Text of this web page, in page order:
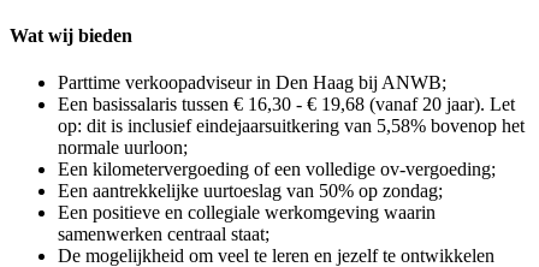
Wat wij bieden
Parttime verkoopadviseur in Den Haag bij ANWB;
Een basissalaris tussen € 16,30 - € 19,68 (vanaf 20 jaar). Let
op: dit is inclusief eindejaarsuitkering van 5,58% bovenop het
normale uurloon;
Een kilometervergoeding of een volledige ov-vergoeding;
Een aantrekkelijke uurtoeslag van 50% op zondag;
Een positieve en collegiale werkomgeving waarin
samenwerken centraal staat;
De mogelijkheid om veel te leren en jezelf te ontwikkelen